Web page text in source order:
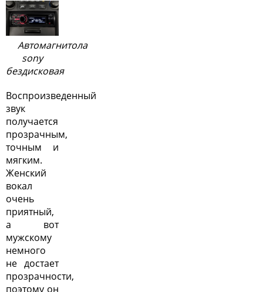
Автомагнитола
sony
бездисковая
Воспроизведенный
звук
получается
прозрачным,
точным и
мягким.
Женский
вокал
очень
приятный,
а вот
мужскому
немного
не достает
прозрачности,
поэтому он